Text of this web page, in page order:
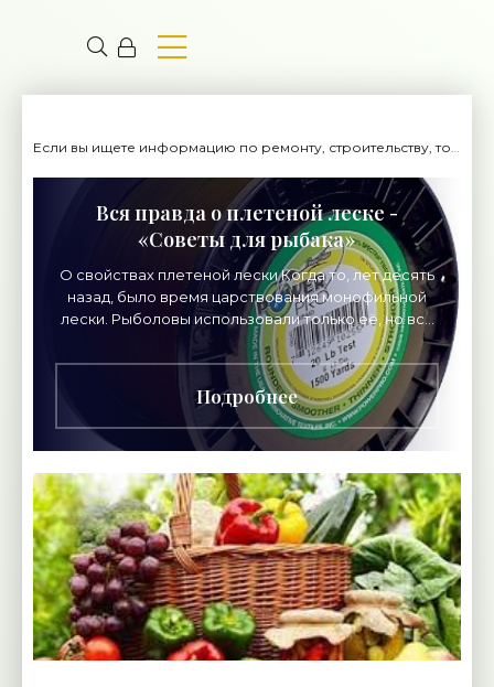
Если вы ищете информацию по ремонту, строительству, то вы попали на нужный сайт.
Вся правда о плетеной леске -
«Советы для рыбака»
О свойствах плетеной лески Когда то, лет десять
назад, было время царствования монофильной
лески. Рыболовы использовали только её, но все
изменилось с приходом плетеной лески. И сейчас
Подробнее